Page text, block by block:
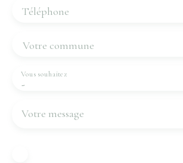
Téléphone
Votre commune
-
Vous souhaitez
Votre message